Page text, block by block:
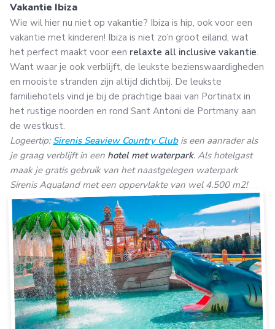
Vakantie Ibiza
Wie wil hier nu niet op vakantie? Ibiza is hip, ook voor een
vakantie met kinderen! Ibiza is niet zo’n groot eiland, wat
het perfect maakt voor een relaxte all inclusive vakantie.
Want waar je ook verblijft, de leukste bezienswaardigheden
en mooiste stranden zijn altijd dichtbij. De leukste
familiehotels vind je bij de prachtige baai van Portinatx in
het rustige noorden en rond Sant Antoni de Portmany aan
de westkust.
Logeertip: Sirenis Seaview Country Clubis een aanrader als
je graag verblijft in een hotel met waterpark. Als hotelgast
maak je gratis gebruik van het naastgelegen waterpark
Sirenis Aqualand met een oppervlakte van wel 4.500 m2!